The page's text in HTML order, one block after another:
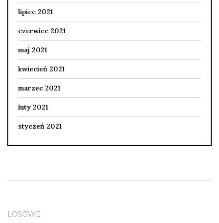
lipiec 2021
czerwiec 2021
maj 2021
kwiecień 2021
marzec 2021
luty 2021
styczeń 2021
LOSOWE